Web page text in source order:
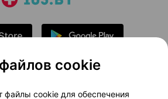
Новости проекта
cookie
файлы cookie для обеспечения